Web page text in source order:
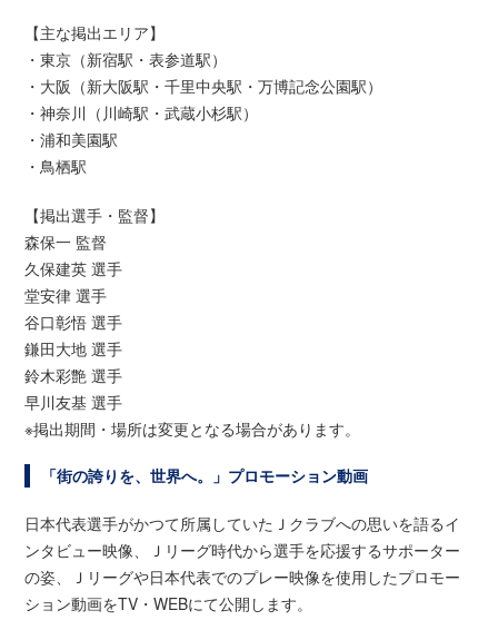
【主な掲出エリア】
・東京（新宿駅・表参道駅）
・大阪（新大阪駅・千里中央駅・万博記念公園駅）
・神奈川（川崎駅・武蔵小杉駅）
・浦和美園駅
・鳥栖駅
【掲出選手・監督】
森保一 監督
久保建英 選手
堂安律 選手
谷口彰悟 選手
鎌田大地 選手
鈴木彩艶 選手
早川友基 選手
※掲出期間・場所は変更となる場合があります。
「街の誇りを、世界へ。」プロモーション動画
日本代表選手がかつて所属していたＪクラブへの思いを語るイ
ンタビュー映像、Ｊリーグ時代から選手を応援するサポーター
の姿、Ｊリーグや日本代表でのプレー映像を使用したプロモー
ション動画をTV・WEBにて公開します。